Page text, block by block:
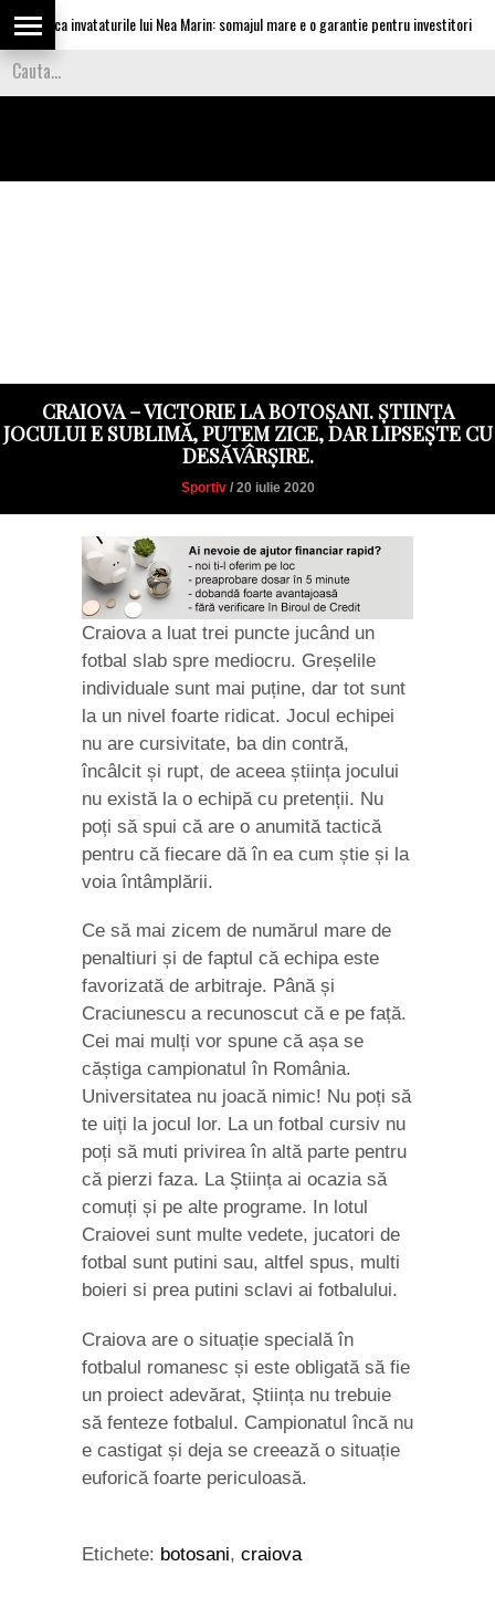
invataturile lui Nea Marin: somajul mare e o garantie pentru investitori
CRAIOVA – VICTORIE LA BOTOȘANI. ȘTIINȚA
JOCULUI E SUBLIMĂ, PUTEM ZICE, DAR LIPSEȘTE CU
DESĂVÂRȘIRE.
Sportiv/ 20 iulie 2020
Craiova a luat trei puncte jucând un
fotbal slab spre mediocru. Greșelile
individuale sunt mai puține, dar tot sunt
la un nivel foarte ridicat. Jocul echipei
nu are cursivitate, ba din contră,
încâlcit și rupt, de aceea știința jocului
nu există la o echipă cu pretenții. Nu
poți să spui că are o anumită tactică
pentru că fiecare dă în ea cum știe și la
voia întâmplării.
Ce să mai zicem de numărul mare de
penaltiuri și de faptul că echipa este
favorizată de arbitraje. Până și
Craciunescu a recunoscut că e pe față.
Cei mai mulți vor spune că așa se
căștiga campionatul în România.
Universitatea nu joacă nimic! Nu poți să
te uiți la jocul lor. La un fotbal cursiv nu
poți să muti privirea în altă parte pentru
că pierzi faza. La Știința ai ocazia să
comuți și pe alte programe. In lotul
Craiovei sunt multe vedete, jucatori de
fotbal sunt putini sau, altfel spus, multi
boieri si prea putini sclavi ai fotbalului.
Craiova are o situație specială în
fotbalul romanesc și este obligată să fie
un proiect adevărat, Știința nu trebuie
să fenteze fotbalul. Campionatul încă nu
e castigat și deja se creează o situație
euforică foarte periculoasă.
Etichete: botosani, craiova